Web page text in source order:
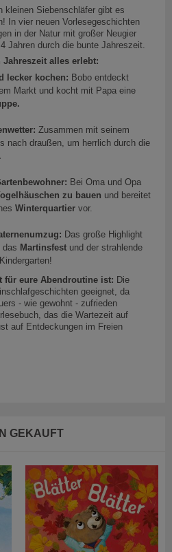
kleinen Siebenschläfer gibt es
In vier neuen Vorlesegeschichten
in der Natur mit großer Neugier
Jahren durch die bunte Jahreszeit.
alles erlebt:
lecker kochen: Bobo entdeckt
Markt und kocht mit Papa eine
Zusammen mit seinem
nach draußen, um herrlich durch die
Bei Oma und Opa
zu bauen und bereitet
Winterquartier vor.
Das große Highlight
das Martinsfest und der strahlende
für eure Abendroutine ist: Die
geeignet, da
- wie gewohnt - zufrieden
das die Wartezeit auf
auf Entdeckungen im Freien
GEKAUFT